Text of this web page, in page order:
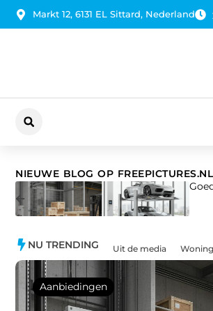
Markt 12, 6131 EL Sittard, Nederland
NIEUWE BLOG OP FREEPICTURES.NL
NU TRENDING Uit de media
Aanbiedingen